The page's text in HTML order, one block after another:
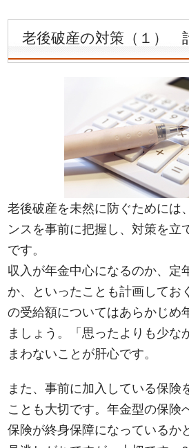
老後破産の対策（１）
老後破産を未然に防ぐためには
ンスを事前に把握し、対策を立
です。
収入が年金中心になるのか、定
か、といったことも計画してお
の受給額についてはあらかじめ
ましょう。「思ったよりも少な
まわないことが肝心です。
また、事前に加入している保険
ことも大切です。年金型の保険
保険が終身保障になっているか